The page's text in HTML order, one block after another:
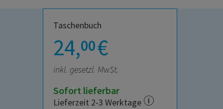
Taschenbuch
24,00€
inkl. gesetzl. MwSt.
Sofort lieferbar
Lieferzeit 2-3 Werktage